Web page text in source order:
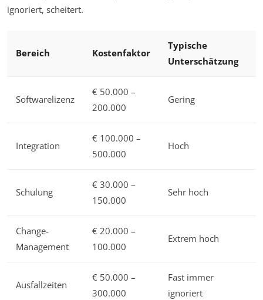
ignoriert, scheitert.
Bereich Kostenfaktor
Typische
Unterschätzung
Softwarelizenz
€ 50.000 –
200.000
Gering
Integration
€ 100.000 –
500.000
Hoch
Schulung
€ 30.000 –
150.000
Sehr hoch
Change-
Management
€ 20.000 –
100.000
Extrem hoch
Ausfallzeiten
€ 50.000 –
300.000
Fast immer
ignoriert